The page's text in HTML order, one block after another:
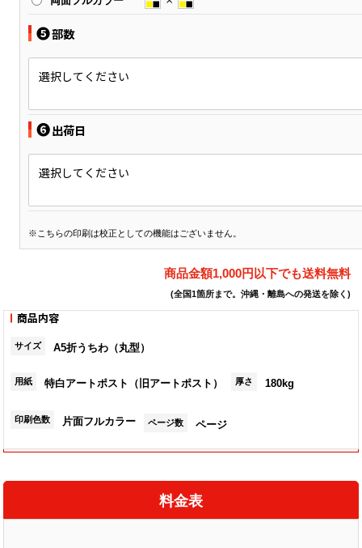
❺部数
選択してください
❻出荷日
選択してください
※こちらの印刷は校正としての機能はございません。
商品金額1,000円以下でも送料無料
(全国1箇所まで。沖縄・離島への発送を除く)
商品内容
サイズ A5折うちわ（丸型）
用紙 特白アートポスト（旧アートポスト） 厚さ 180kg
印刷色数 片面フルカラー ページ数 ページ
折うちわ印刷は現在お取り扱いを停止しています
料金表